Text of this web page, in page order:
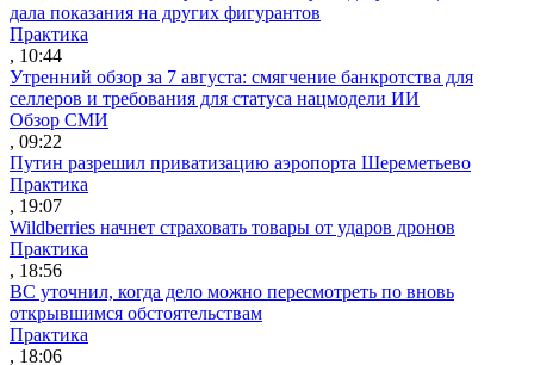
дала показания на других фигурантов
Практика
, 10:44
Утренний обзор за 7 августа: смягчение банкротства для
селлеров и требования для статуса нацмодели ИИ
Обзор СМИ
, 09:22
Путин разрешил приватизацию аэропорта Шереметьево
Практика
, 19:07
Wildberries начнет страховать товары от ударов дронов
Практика
, 18:56
ВС уточнил, когда дело можно пересмотреть по вновь
открывшимся обстоятельствам
Практика
, 18:06